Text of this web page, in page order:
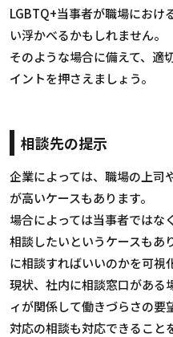
LGBTQ+当事者が職場におけ
い浮かべるかもしれません。
そのような場合に備えて、適
イントを押さえましょう。
相談先の提示
企業によっては、職場の上司
が高いケースもあります。
場合によっては当事者ではな
相談したいというケースもあ
に相談すればいいのかを可視
現状、社内に相談窓口がある
ィが関係して働きづらさの要
対応の相談も対応できること